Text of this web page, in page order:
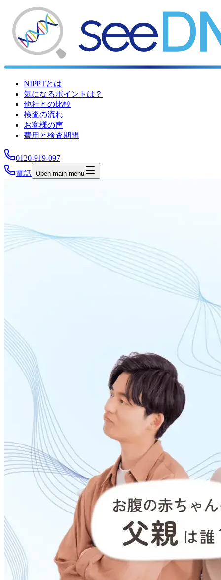
NIPPTとは
気になるポイントは？
他社との比較
検査の流れ
お客様の声
費用と検査期間
0120-919-097
電話 Open main menu